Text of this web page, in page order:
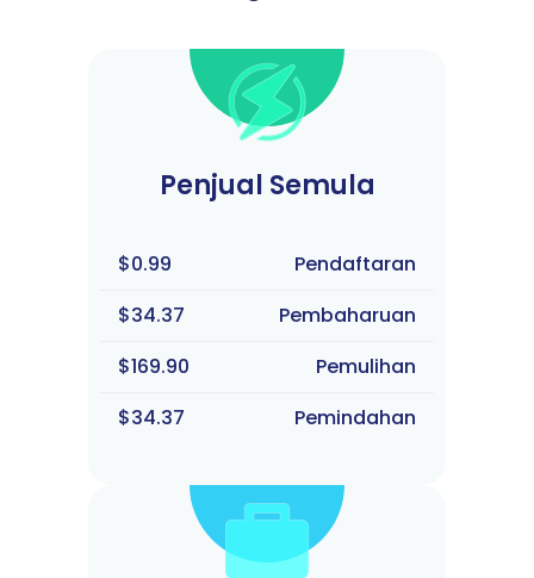
Penjual Semula
$0.99
Pendaftaran
$34.37
Pembaharuan
$169.90
Pemulihan
$34.37
Pemindahan